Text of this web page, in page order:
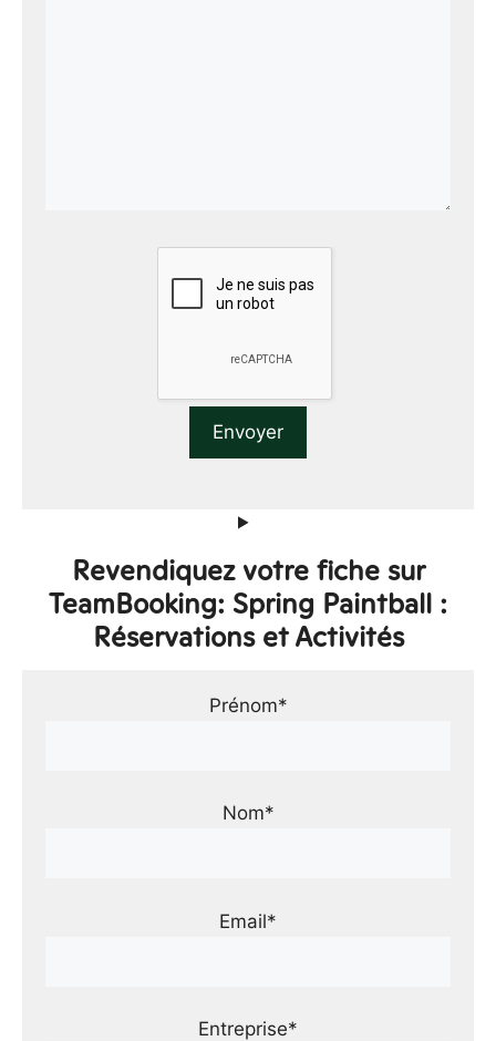
Revendiquez votre fiche sur
TeamBooking: Spring Paintball :
Réservations et Activités
Prénom*
Nom*
Email*
Entreprise*